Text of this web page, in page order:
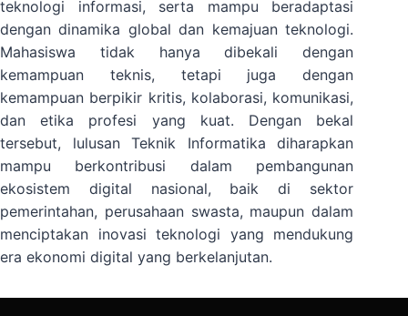
teknologi informasi, serta mampu beradaptasi
dengan dinamika global dan kemajuan teknologi.
Mahasiswa tidak hanya dibekali dengan
kemampuan teknis, tetapi juga dengan
kemampuan berpikir kritis, kolaborasi, komunikasi,
dan etika profesi yang kuat. Dengan bekal
tersebut, lulusan Teknik Informatika diharapkan
mampu berkontribusi dalam pembangunan
ekosistem digital nasional, baik di sektor
pemerintahan, perusahaan swasta, maupun dalam
menciptakan inovasi teknologi yang mendukung
era ekonomi digital yang berkelanjutan.